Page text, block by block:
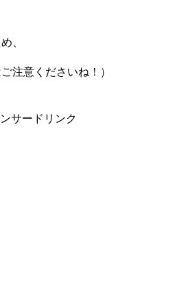
、
注意くださいね！）
サードリンク